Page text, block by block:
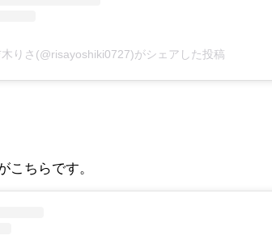
りさ(@risayoshiki0727)がシェアした投稿
こちらです。